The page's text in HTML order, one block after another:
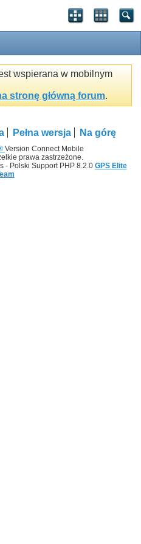
wspierana w mobilnym
stronę główną forum.
Pełna wersja Na górę
Version Connect Mobile
prawa zastrzeżone.
- Polski Support PHP 8.2.0 GPS Elite